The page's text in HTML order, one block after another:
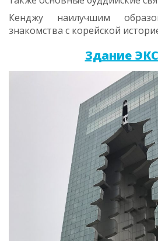
Кенджу наилучшим
знакомства с корейской
Здание